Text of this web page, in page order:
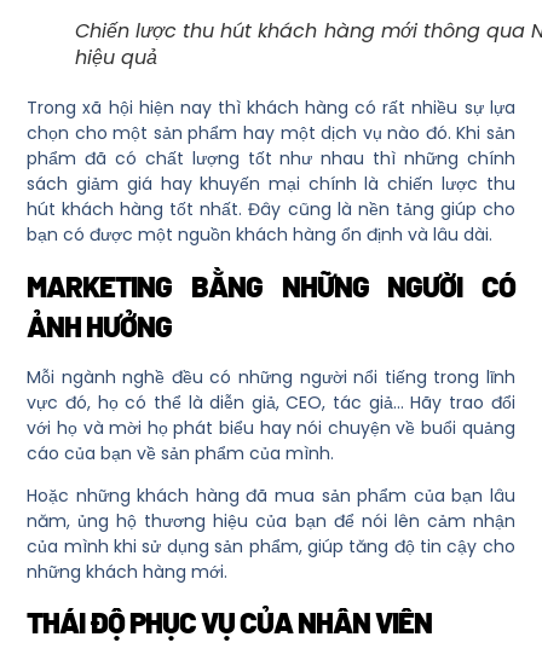
Chiến lược thu hút khách hàng mới thông qua
hiệu quả
Trong xã hội hiện nay thì khách hàng có rất nhiều sự lựa
chọn cho một sản phẩm hay một dịch vụ nào đó. Khi sản
phẩm đã có chất lượng tốt như nhau thì những chính
sách giảm giá hay khuyến mại chính làchiến lược thu
hút khách hàng tốt nhất. Đây cũng là nền tảng giúp cho
bạn có được một nguồn khách hàng ổn định và lâu dài.
MARKETING BẰNG NHỮNG NGƯỜI CÓ
ẢNH HƯỞNG
Mỗi ngành nghề đều có những người nổi tiếng trong lĩnh
vực đó, họ có thể là diễn giả, CEO, tác giả… Hãy trao đổi
với họ và mời họ phát biểu hay nói chuyện về buổi quảng
cáo của bạn về sản phẩm của mình.
Hoặc những khách hàng đã mua sản phẩm của bạn lâu
năm, ủng hộ thương hiệu của bạn để nói lên cảm nhận
của mình khi sử dụng sản phẩm, giúp tăng độ tin cậy cho
những khách hàng mới.
THÁI ĐỘ PHỤC VỤ CỦA NHÂN VIÊN